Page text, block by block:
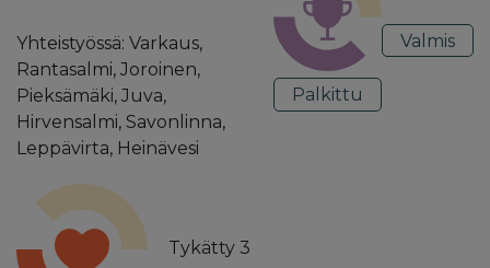
Yhteistyössä: Varkaus,
Rantasalmi, Joroinen,
Pieksämäki, Juva,
Hirvensalmi, Savonlinna,
Leppävirta, Heinävesi
Tykätty 3
Palkittu
Valmis